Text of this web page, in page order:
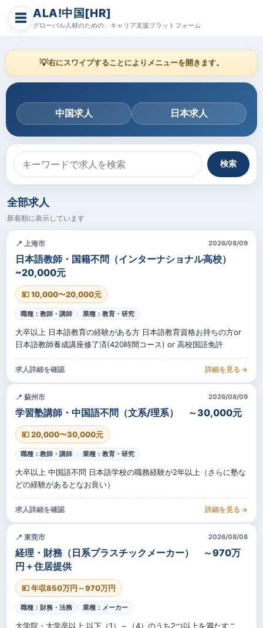
☰ ALA!中国[HR]
グローバル人材のための、キャリア支援プラットフォーム
💡右にスワイプすることによりメニューを開きます。
中国求人 日本求人
検索
全部求人
新着順に表示しています
📍 上海市 2026/08/09
日本語教師・国籍不問（インターナショナル高校）
~20,000元
💴 10,000〜20,000元
職種：教師・講師 業種：教育・研究
大卒以上 日本語教育の経験がある方 日本語教育資格お持ちの方or
日本語教師養成講座修了済(420時間コース) or 高校国語免許
求人詳細を確認 詳細を見る →
📍 蘇州市 2026/08/09
学習塾講師・中国語不問（文系/理系） ～30,000元
💴 20,000〜30,000元
職種：教師・講師 業種：教育・研究
大卒以上 中国語不問 日本語学校の職務経験が2年以上（さらに塾な
どの経験があるとなお良い）
求人詳細を確認 詳細を見る →
📍 東莞市 2026/08/08
経理・財務（日系プラスチックメーカー） ～970万
円＋住居提供
💴 年収850万円～970万円
職種：財務・法務 業種：メーカー
大学院・大学卒以上 以下（1）～（4）のうち2つ以上を満たすこ